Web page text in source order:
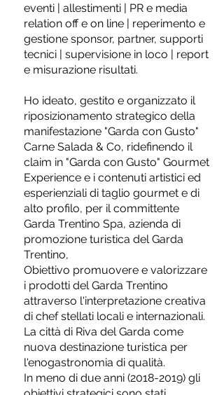
eventi | allestimenti | PR e media
relation off e on line | reperimento e
gestione sponsor, partner, supporti
tecnici | supervisione in loco | report
e misurazione risultati.
Ho ideato, gestito e organizzato il
riposizionamento strategico della
manifestazione "Garda con Gusto"
Carne Salada & Co, ridefinendo il
claim in "Garda con Gusto" Gourmet
Experience e i contenuti artistici ed
esperienziali di taglio gourmet e di
alto profilo, per il committente
Garda Trentino Spa, azienda di
promozione turistica del Garda
Trentino,
Obiettivo promuovere e valorizzare
i prodotti del Garda Trentino
attraverso l'interpretazione creativa
di chef stellati locali e internazionali.
La città di Riva del Garda come
nuova destinazione turistica per
l'enogastronomia di qualità.
In meno di due anni (2018-2019) gli